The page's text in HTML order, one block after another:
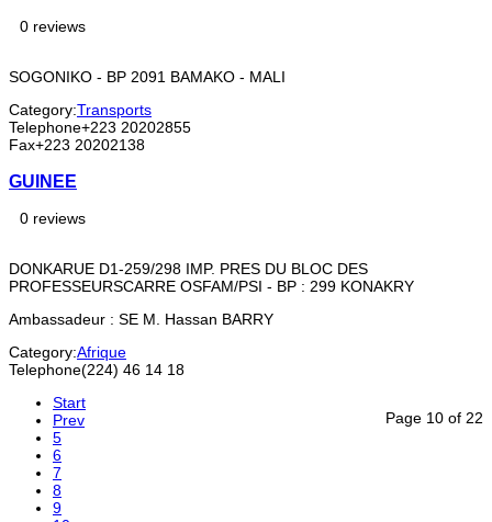
0 reviews
SOGONIKO - BP 2091 BAMAKO - MALI
Category:Transports
Telephone+223 20202855
Fax+223 20202138
GUINEE
0 reviews
DONKARUE D1-259/298 IMP. PRES DU BLOC DES
PROFESSEURSCARRE OSFAM/PSI - BP : 299 KONAKRY
Ambassadeur : SE M. Hassan BARRY
Category:Afrique
Telephone(224) 46 14 18
Page 10 of 22
Start
Prev
5
6
7
8
9